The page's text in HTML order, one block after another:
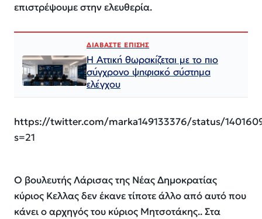
επιστρέψουμε στην ελευθερία.
ΔΙΑΒΑΣΤΕ ΕΠΙΣΗΣ
Η Αττική θωρακίζεται με το πιο
σύγχρονο ψηφιακό σύστημα
ελέγχου
https://twitter.com/marka149133376/status/
s=21
Ο βουλευτής Λάρισας της Νέας Δημοκρατίας
κύριος Κελλας δεν έκανε τίποτε άλλο από αυτό που
κάνει ο αρχηγός του κύριος Μητσοτάκης.. Στα